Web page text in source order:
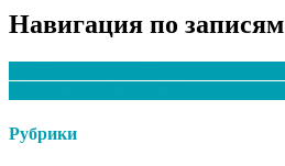
Навигация по записям
Рубрики